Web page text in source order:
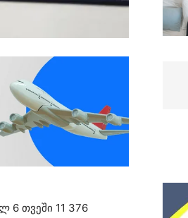
6 თვეში 11 376